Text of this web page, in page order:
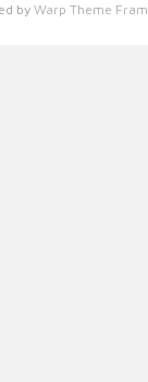
by Warp Theme